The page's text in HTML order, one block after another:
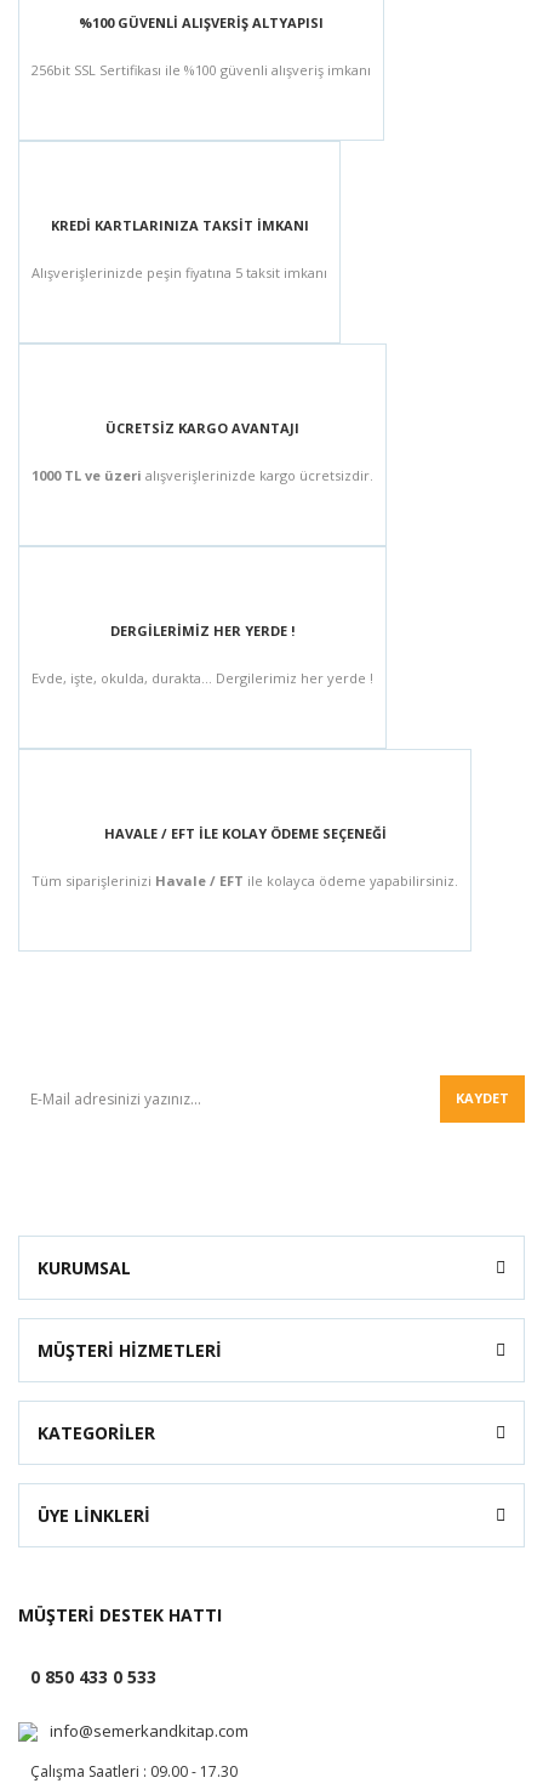
%100 GÜVENLİ ALIŞVERİŞ ALTYAPISI
256bit SSL Sertifikası ile %100 güvenli alışveriş imkanı
KREDİ KARTLARINIZA TAKSİT İMKANI
Alışverişlerinizde peşin fiyatına 5 taksit imkanı
ÜCRETSİZ KARGO AVANTAJI
1000 TL ve üzeri alışverişlerinizde kargo ücretsizdir.
DERGİLERİMİZ HER YERDE !
Evde, işte, okulda, durakta... Dergilerimiz her yerde !
HAVALE / EFT İLE KOLAY ÖDEME SEÇENEĞİ
Tüm siparişlerinizi Havale / EFT ile kolayca ödeme yapabilirsiniz.
KAYDET
KURUMSAL
MÜŞTERİ HİZMETLERİ
KATEGORİLER
ÜYE LİNKLERİ
MÜŞTERİ DESTEK HATTI
0 850 433 0 533
info@semerkandkitap.com
Çalışma Saatleri : 09.00 - 17.30